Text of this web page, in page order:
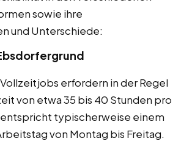
sowie ihre
und Unterschiede:
Vollzeitjobs erfordern in der Regel
von etwa 35 bis 40 Stunden pro
typischerweise einem
von Montag bis Freitag.